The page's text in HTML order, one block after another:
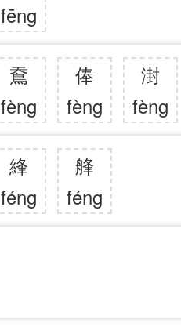
fēng
鴌
fèng
俸
fèng
湗
fèng
綘
féng
艂
féng